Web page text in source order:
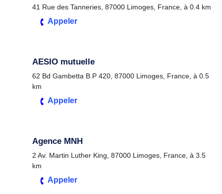
41 Rue des Tanneries, 87000 Limoges, France, à 0.4 km
Appeler
AESIO mutuelle
62 Bd Gambetta B.P 420, 87000 Limoges, France, à 0.5
km
Appeler
Agence MNH
2 Av. Martin Luther King, 87000 Limoges, France, à 3.5
km
Appeler